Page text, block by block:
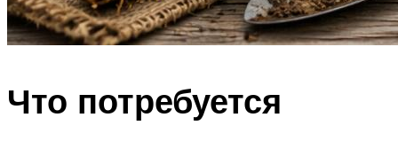
Что потребуется